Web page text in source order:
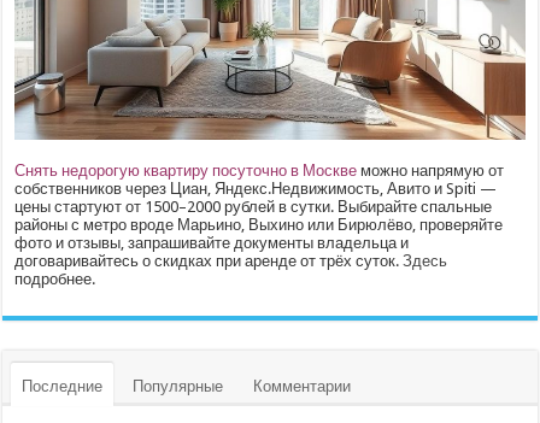
Снять недорогую квартиру посуточно в Москве можно напрямую от
собственников через Циан, Яндекс.Недвижимость, Авито и Spiti —
цены стартуют от 1500–2000 рублей в сутки. Выбирайте спальные
районы с метро вроде Марьино, Выхино или Бирюлёво, проверяйте
фото и отзывы, запрашивайте документы владельца и
договаривайтесь о скидках при аренде от трёх суток.Здесь
подробнее.
Последние Популярные Комментарии